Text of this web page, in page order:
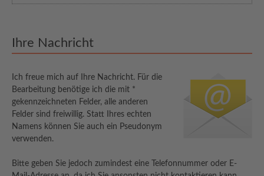
Ihre Nachricht
Ich freue mich auf Ihre Nachricht. Für die
Bearbeitung benötige ich die mit *
gekennzeichneten Felder, alle anderen
Felder sind freiwillig. Statt Ihres echten
Namens können Sie auch ein Pseudonym
verwenden.
Bitte geben Sie jedoch zumindest eine Telefonnummer oder E-